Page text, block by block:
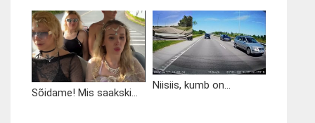
Sõidame! Mis saakski...
Niisiis, kumb on...